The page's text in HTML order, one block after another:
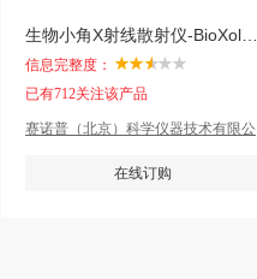
信息完整度：
已有712关注该产品
赛诺普（北京）科学仪器技术有限公
在线订购